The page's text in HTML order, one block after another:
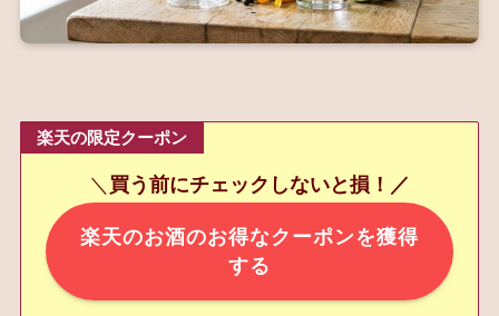
楽天の限定クーポン
＼ 買う前にチェックしないと損！／
楽天のお酒のお得なクーポンを獲得
する